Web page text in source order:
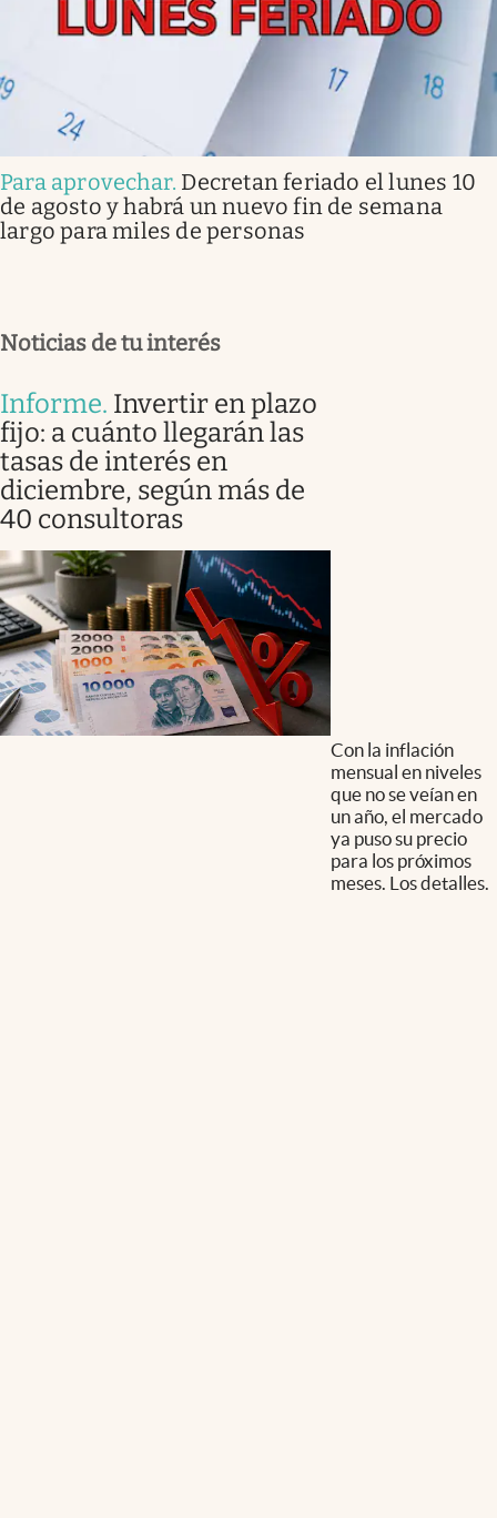
Para aprovechar. Decretan feriado el lunes 10
de agosto y habrá un nuevo fin de semana
largo para miles de personas
Noticias de tu interés
Informe. Invertir en plazo
fijo: a cuánto llegarán las
tasas de interés en
diciembre, según más de
40 consultoras
Con la inflación
mensual en niveles
que no se veían en
un año, el mercado
ya puso su precio
para los próximos
meses. Los detalles.